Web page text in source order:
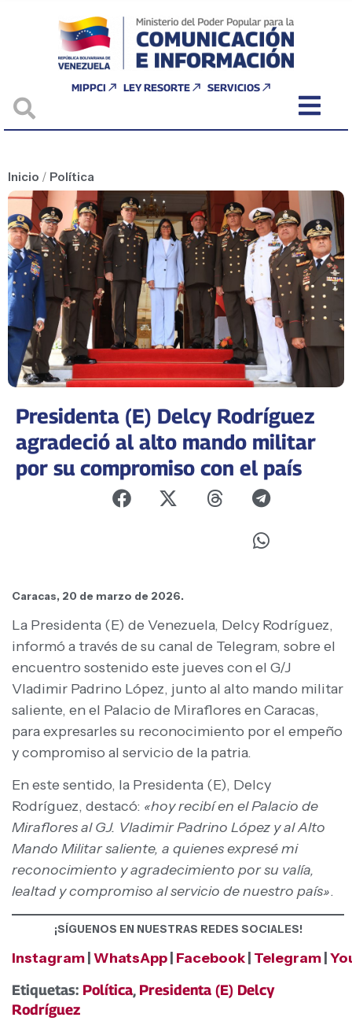
MIPPCI LEY RESORTE SERVICIOS
Inicio / Política
Presidenta (E) Delcy Rodríguez
agradeció al alto mando militar
por su compromiso con el país
Caracas, 20 de marzo de 2026.
La Presidenta (E) de Venezuela, Delcy Rodríguez,
informó a través de su canal de Telegram, sobre el
encuentro sostenido este jueves con el G/J
Vladimir Padrino López, junto al alto mando militar
saliente, en el Palacio de Miraflores en Caracas,
para expresarles su reconocimiento por el empeño
y compromiso al servicio de la patria.
En este sentido, la Presidenta (E), Delcy
Rodríguez, destacó: «hoy recibí en el Palacio de
Miraflores al GJ. Vladimir Padrino López y al Alto
Mando Militar saliente, a quienes expresé mi
reconocimiento y agradecimiento por su valía,
lealtad y compromiso al servicio de nuestro país».
¡SÍGUENOS EN NUESTRAS REDES SOCIALES!
Instagram WhatsApp Facebook Telegram
Etiquetas: Política, Presidenta (E) Delcy
Rodríguez